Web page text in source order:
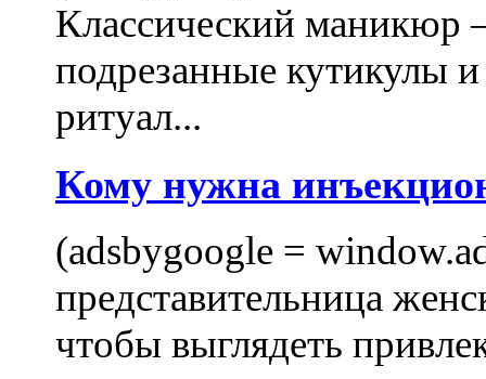
Классический маникюр
подрезанные кутикулы
ритуал...
Кому нужна
(adsbygoogle =
представительница
чтобы выглядеть